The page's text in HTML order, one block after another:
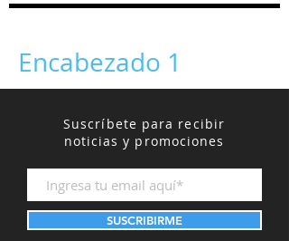
Encabezado 1
Suscríbete para recibir
noticias y promociones
SUSCRIBIRME